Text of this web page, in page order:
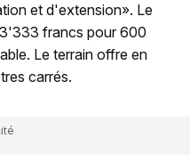
et d'extension». Le
francs pour 600
Le terrain offre en
carrés.